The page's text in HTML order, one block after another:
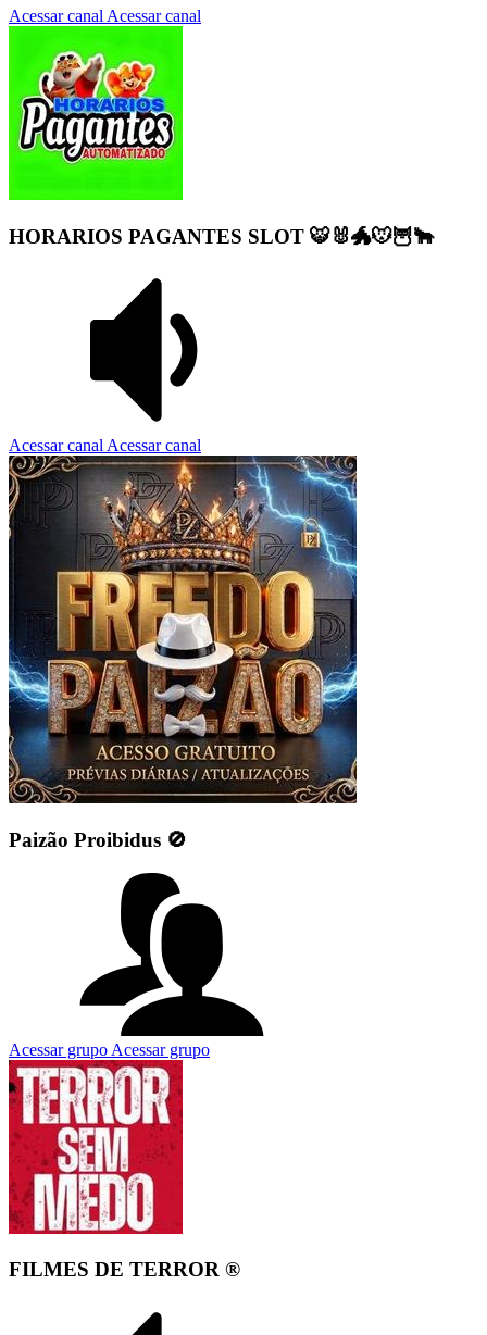
Acessar canal Acessar canal
HORARIOS PAGANTES SLOT 🐯🐰🐲🐭🦉🐂
Acessar canal Acessar canal
Paizão Proibidus 🚫
Acessar grupo Acessar grupo
FILMES DE TERROR ®️